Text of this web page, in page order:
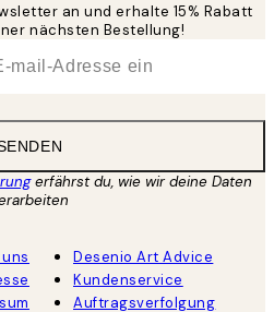
an und erhalte 15% Rabatt
nächsten Bestellung!
erfährst du, wie wir deine Daten
Desenio Art Advice
Kundenservice
Auftragsverfolgung